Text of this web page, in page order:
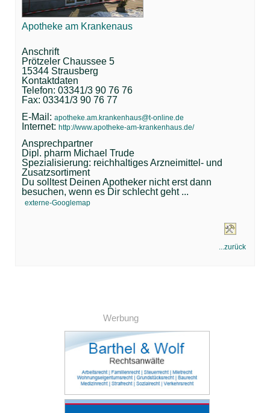
Apotheke am Krankenaus
Anschrift
Prötzeler Chaussee 5
15344 Strausberg
Kontaktdaten
Telefon: 03341/3 90 76 76
Fax: 03341/3 90 76 77
E-Mail: apotheke.am.krankenhaus@t-online.de
Internet: http://www.apotheke-am-krankenhaus.de/
Ansprechpartner
Dipl. pharm Michael Trude
Spezialisierung: reichhaltiges Arzneimittel- und
Zusatzsortiment
Du solltest Deinen Apotheker nicht erst dann
besuchen, wenn es Dir schlecht geht ...
externe-Googlemap
...zurück
Werbung